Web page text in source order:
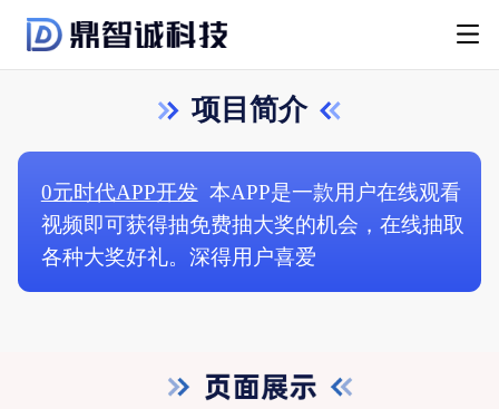
项目简介
0元时代APP开发本APP是一款用户在线观看
视频即可获得抽免费抽大奖的机会，在线抽取
各种大奖好礼。深得用户喜爱